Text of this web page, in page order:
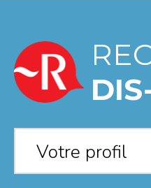
Votre profil
Votre profil